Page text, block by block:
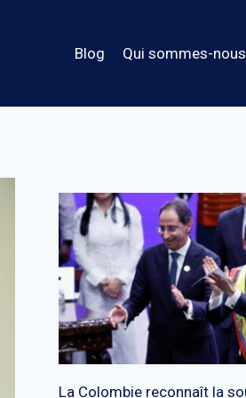
Blog Qui sommes-
La Colombie reconnaît la